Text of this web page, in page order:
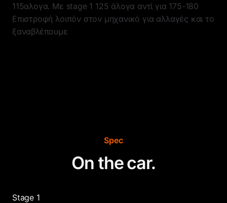
115αλογα. Με stage 1 125 άλογα αντί για 175-180
Επιστροφή λοιπόν στον μηχανικό για αλλαγές και το
ξαναβλέπουμε
Spec
On the car.
Stage 1